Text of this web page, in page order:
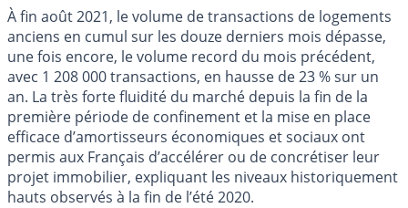
À fin août 2021, le volume de transactions de logements
anciens en cumul sur les douze derniers mois dépasse,
une fois encore, le volume record du mois précédent,
avec 1 208 000 transactions, en hausse de 23 % sur un
an. La très forte fluidité du marché depuis la fin de la
première période de confinement et la mise en place
efficace d’amortisseurs économiques et sociaux ont
permis aux Français d’accélérer ou de concrétiser leur
projet immobilier, expliquant les niveaux historiquement
hauts observés à la fin de l’été 2020.